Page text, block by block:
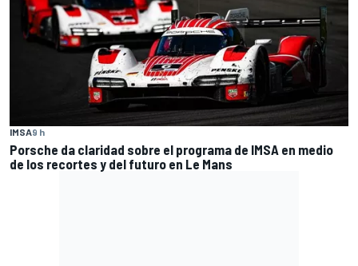
IMSA9 h
Porsche da claridad sobre el programa de IMSA en medio
de los recortes y del futuro en Le Mans